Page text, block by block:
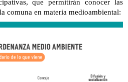
que permitirán conocer las
comuna en materia medioambiental: